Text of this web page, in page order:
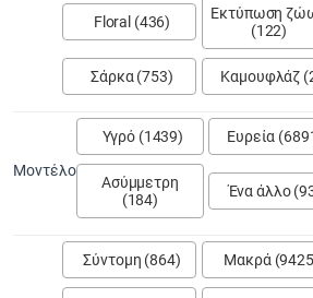
Ζακετάκι με κέντημα και δαντέλα,
βαμβακερή μείξη 30–50%, V-λαιμό,
μακριά μανίκια
27.28€ 8.80€
Floral (436)
Εκτύπωση
(122)
Σάρκα (753) Καμουφλάζ
Μοντέλο
Υγρό (1439) Ευρεία
Ασύμμετρη
(184)
Ένα άλλο
Σύντομη (864) Μακρά